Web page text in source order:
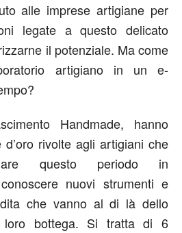
alle imprese artigiane per
legate a questo delicato
il potenziale. Ma come
artigiano in un e-
Handmade, hanno
rivolte agli artigiani che
questo periodo in
nuovi strumenti e
che vanno al di là dello
loro bottega. Si tratta di 6